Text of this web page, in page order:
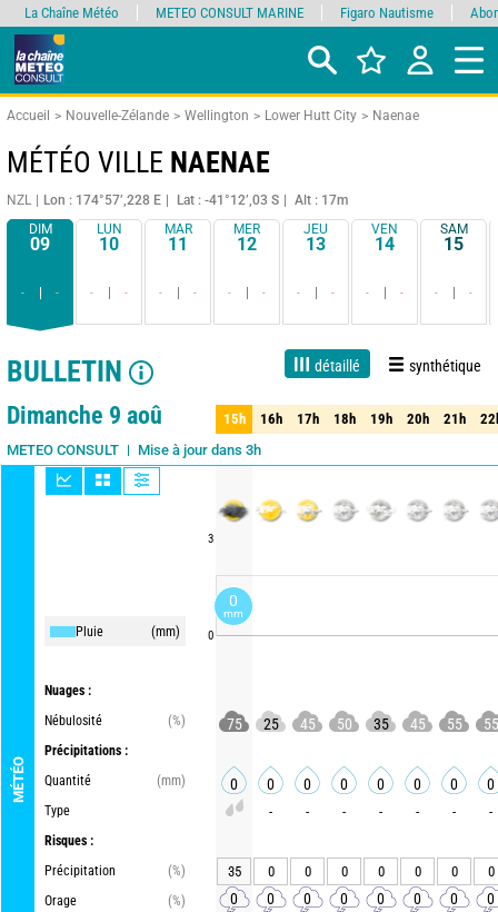
Accueil Nouvelle-Zélande Wellington Lower Hutt City Naenae
MÉTÉO VILLE NAENAE
NZL Lon : 174°57’,228 E Lat : -41°12’,03 S
Alt : 17m
DIM
09
- -
LUN
10
- -
MAR
11
- -
MER
12
- -
JEU
13
- -
VEN
14
- -
SAM
15
- -
BULLETIN détaillé synthétique
1 jour 3 jours 7 jours 15 jours Fiabilité 85%
Dimanche 9 aoû
METEO CONSULT Mise à jour dans 3h
MÉTÉO
Pluie (mm)
Nuages :
Nébulosité
(%)
Précipitations :
Quantité
(mm)
Type
Risques :
Précipitation
(%)
Orage
(%)
3
0
15h 16h 17h 18h 19h 20h 21h
15h 16h 17h 18h 19h 20h 21h
75 25 45 50 35 45 55 55
0 0 0 0 0 0 0 0
- - - - - - -
35 0 0 0 0 0 0 0
0 0 0 0 0 0 0 0
La Chaîne Météo METEO CONSULT MARINE Figaro Nautisme
0
mm